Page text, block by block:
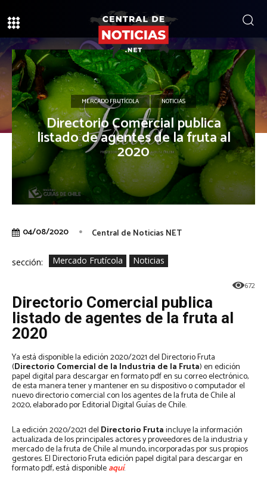
MERCADO FRUTÍCOLA NOTICIAS
Directorio Comercial publica
listado de agentes de la fruta al
2020
04/08/2020 Central de Noticias NET
sección: Mercado Frutícola Noticias
672
Directorio Comercial publica
listado de agentes de la fruta al
2020
Ya está disponible la edición 2020/2021 del Directorio Fruta
(Directorio Comercial de la Industria de la Fruta) en edición
papel digital para descargar en formato pdf en su correo electrónico,
de esta manera tener y mantener en su dispositivo o computador el
nuevo directorio comercial con los agentes de la fruta de Chile al
2020, elaborado por Editorial Digital Guías de Chile.
La edición 2020/2021 del Directorio Frutaincluye la información
actualizada de los principales actores y proveedores de la industria y
mercado de la fruta de Chile al mundo, incorporadas por sus propios
gestores. El Directorio Fruta edición papel digital para descargar en
formato pdf, está disponibleaquí.